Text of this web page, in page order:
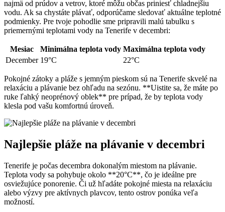
najmä od prúdov a vetrov, ktoré môžu občas priniesť chladnejšiu
vodu. Ak sa chystáte plávať, odporúčame sledovať aktuálne teplotné
podmienky. Pre tvoje pohodlie sme pripravili malú tabulku s
priemernými teplotami vody na Tenerife v decembri:
Mesiac Minimálna teplota vody Maximálna teplota vody
December 19°C 22°C
Pokojné zátoky a pláže s jemným pieskom sú na Tenerife skvelé na
relaxáciu a plávanie bez ohľadu na sezónu. **Uistite sa, že máte po
ruke ľahký neoprénový oblek** pre prípad, že by teplota vody
klesla pod vašu komfortnú úroveň.
Najlepšie pláže na plávanie v decembri
Tenerife je počas decembra dokonalým miestom na plávanie.
Teplota vody sa pohybuje okolo **20°C**, čo je ideálne pre
osviežujúce ponorenie. Či už hľadáte pokojné miesta na relaxáciu
alebo výzvy pre aktívnych plavcov, tento ostrov ponúka veľa
možností.